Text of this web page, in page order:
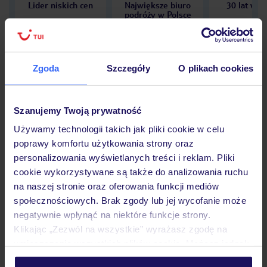
Zgoda Szczegóły O plikach cookies
Szanujemy Twoją prywatność
Używamy technologii takich jak pliki cookie w celu
poprawy komfortu użytkowania strony oraz
personalizowania wyświetlanych treści i reklam. Pliki
cookie wykorzystywane są także do analizowania ruchu
na naszej stronie oraz oferowania funkcji mediów
społecznościowych. Brak zgody lub jej wycofanie może
negatywnie wpłynąć na niektóre funkcje strony.
Klikając „Zezwól na wszystkie” wyrażasz zgodę na
personalizować swój wybór wchodząc w zakładkę
Lider niskich cen
Największe biuro
podróży w Polsce
30 lat w
Opinie
Pokoje
Wyżywienie